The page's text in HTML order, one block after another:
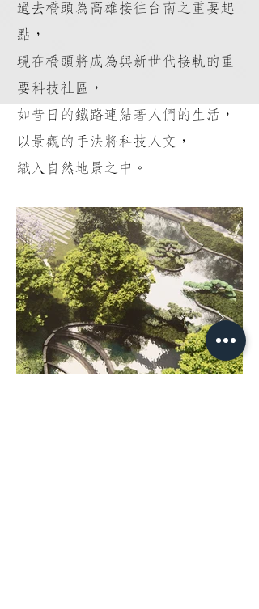
過去橋頭為高雄接往台南之重要起
點，
現在橋頭將成為與新世代接軌的重
要科技社區，
如昔日的鐵路連結著人們的生活，
以景觀的手法將科技人文，
織入自然地景之中。